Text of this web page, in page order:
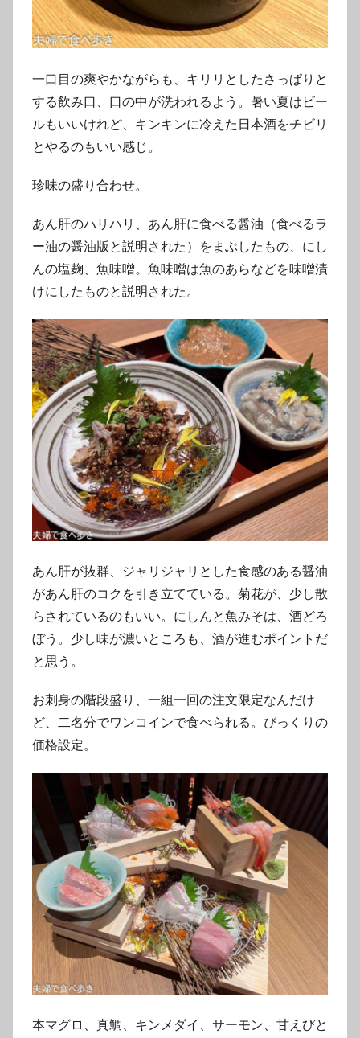
一口目の爽やかながらも、キリリとしたさっぱりと
する飲み口、口の中が洗われるよう。暑い夏はビー
ルもいいけれど、キンキンに冷えた日本酒をチビリ
とやるのもいい感じ。
珍味の盛り合わせ。
あん肝のハリハリ、あん肝に食べる醤油（食べるラ
ー油の醤油版と説明された）をまぶしたもの、にし
んの塩麹、魚味噌。魚味噌は魚のあらなどを味噌漬
けにしたものと説明された。
あん肝が抜群、ジャリジャリとした食感のある醤油
があん肝のコクを引き立てている。菊花が、少し散
らされているのもいい。にしんと魚みそは、酒どろ
ぼう。少し味が濃いところも、酒が進むポイントだ
と思う。
お刺身の階段盛り、一組一回の注文限定なんだけ
ど、二名分でワンコインで食べられる。びっくりの
価格設定。
本マグロ、真鯛、キンメダイ、サーモン、甘えびと